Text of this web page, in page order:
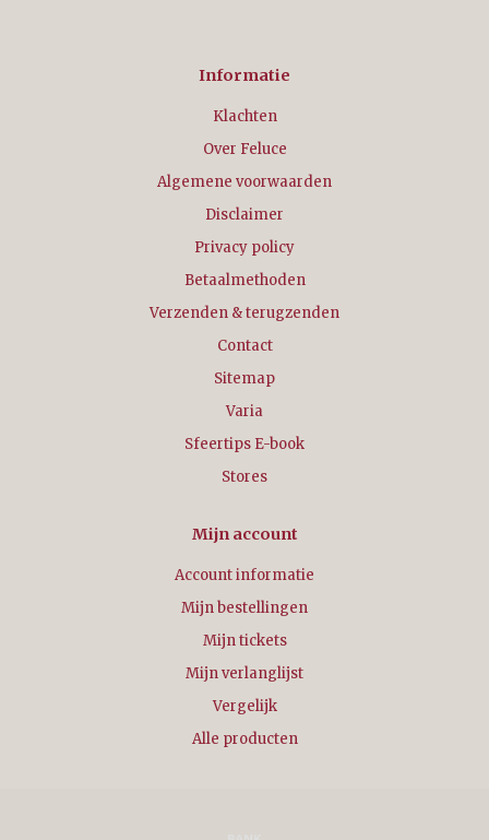
Informatie
Klachten
Over Feluce
Algemene voorwaarden
Disclaimer
Privacy policy
Betaalmethoden
Verzenden & terugzenden
Contact
Sitemap
Varia
Sfeertips E-book
Stores
Mijn account
Account informatie
Mijn bestellingen
Mijn tickets
Mijn verlanglijst
Vergelijk
Alle producten